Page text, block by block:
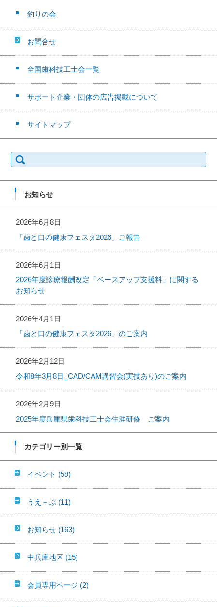
釣りの会
お問合せ
全国歯科技工士会一覧
サポート企業・団体の広告掲載について
サイトマップ
索:
お知らせ
2026年6月8日
「歯と口の健康フェスタ2026」ご報告
2026年6月1日
2026年度診療報酬改定「ベースアップ支援料」に関する
お知らせ
2026年4月1日
「歯と口の健康フェスタ2026」のご案内
2026年2月12日
令和8年3月8日_CAD/CAM講習会(実技あり)のご案内
2026年2月9日
2025年度兵庫県歯科技工士会生涯研修 ご案内
カテゴリー別一覧
イベント (59)
うえ～ぶ (11)
お知らせ (163)
中兵庫地区 (15)
会員専用ページ (2)